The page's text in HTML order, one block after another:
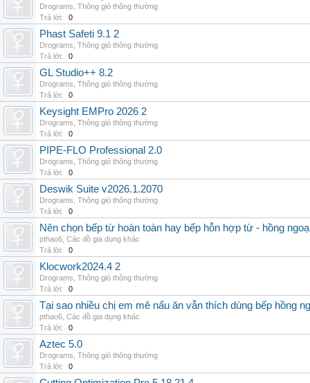
Drograms Thông gió thông thường
Trả lời:
0
Phast Safeti 9.1 2
Drograms Thông gió thông thường
Trả lời:
0
GL Studio++ 8.2
Drograms Thông gió thông thường
Trả lời:
0
Keysight EMPro 2026 2
Drograms Thông gió thông thường
Trả lời:
0
PIPE-FLO Professional 2.0
Drograms Thông gió thông thường
Trả lời:
0
Deswik Suite v2026.1.2070
Drograms Thông gió thông thường
Trả lời:
0
Nên chọn bếp từ hoàn toàn hay bếp hỗn hợp từ - hồng
pthao6 Các đồ gia dụng khác
Trả lời:
0
Klocwork2024.4 2
Drograms Thông gió thông thường
Trả lời:
0
Tại sao nhiều chị em mê nấu ăn vẫn thích dùng bếp hồng
pthao6 Các đồ gia dụng khác
Trả lời:
0
Aztec 5.0
Drograms Thông gió thông thường
Trả lời:
0